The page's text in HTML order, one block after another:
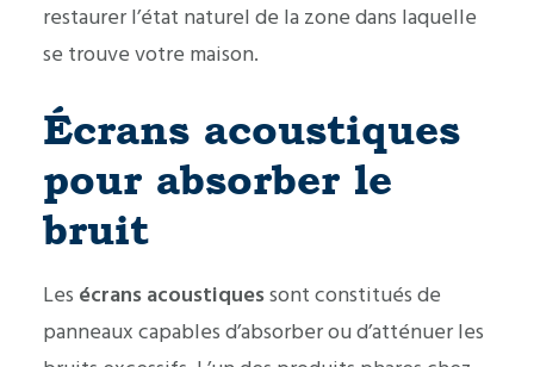
restaurer l’état naturel de la zone dans laquelle
se trouve votre maison.
Écrans acoustiques
pour absorber le
bruit
Les écrans acoustiquessont constitués de
panneaux capables d’absorber ou d’atténuer les